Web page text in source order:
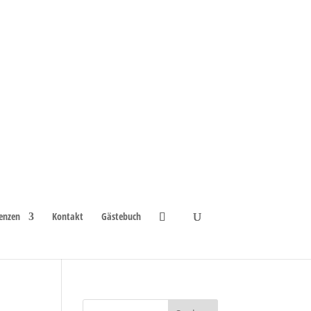
Kontakt Gästebuch